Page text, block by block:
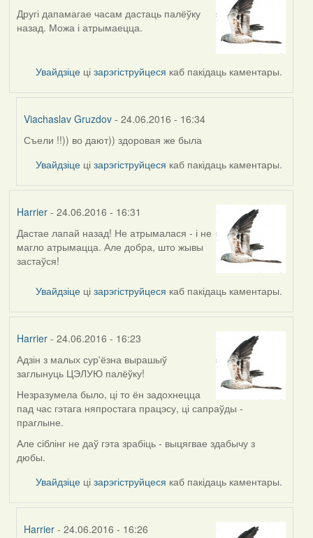
Другі дапамагае часам дастаць палёўку
назад. Можа і атрымаецца.
Увайдзіце цізарэгіструйцеся каб пакідаць каментары.
Viachaslav Gruzdov - 24.06.2016 - 16:34
In
reply
by
Съели !!)) во дают)) здоровая же была
Увайдзіце цізарэгіструйцеся каб пакідаць каментары.
Harrier- 24.06.2016 - 16:31
Дастае лапай назад! Не атрымалася - і не
магло атрымацца. Але добра, што жывы
застаўся!
Увайдзіце цізарэгіструйцеся каб пакідаць каментары.
Harrier- 24.06.2016 - 16:23
Адзін з малых сур'ёзна вырашыў
заглынуць ЦЭЛУЮ палёўку!
Незразумела было, ці то ён задохнецца
пад час гэтага няпростага працэсу, ці сапраўды -
праглыне.
Але сіблінг не даў гэта зрабіць - выцягвае здабычу з
дюбы.
Увайдзіце цізарэгіструйцеся каб пакідаць каментары.
Harrier - 24.06.2016 - 16:26